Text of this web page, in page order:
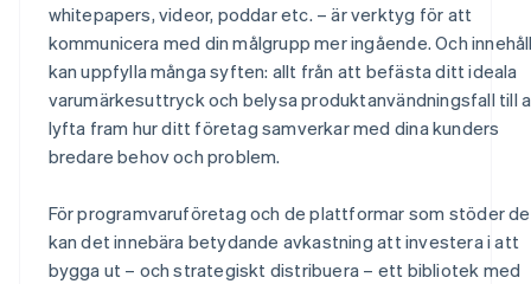
whitepapers, videor, poddar etc. – är verktyg för att
kommunicera med din målgrupp mer ingående. Och
kan uppfylla många syften: allt från att befästa ditt ideala
varumärkesuttryck och belysa produktanvändningsfall till
lyfta fram hur ditt företag samverkar med dina kunders
bredare behov och problem.
För programvaruföretag och de plattformar som stöder
kan det innebära betydande avkastning att investera i att
bygga ut – och strategiskt distribuera – ett bibliotek med